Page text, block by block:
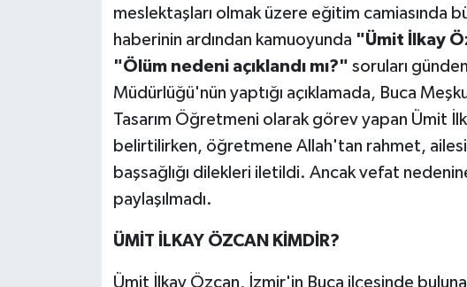
meslektaşları olmak üzere eğitim camiasında
haberinin ardından kamuoyunda "Ümit İlkay
"Ölüm nedeni açıklandı mı?" soruları
Müdürlüğü'nün yaptığı açıklamada, Buca
Tasarım Öğretmeni olarak görev yapan Ümit
belirtilirken, öğretmene Allah'tan rahmet,
başsağlığı dilekleri iletildi. Ancak vefat
paylaşılmadı.
ÜMİT İLKAY ÖZCAN KİMDİR?
Ümit İlkay Özcan, İzmir'in Buca ilçesinde
KAHRAMANMARAŞ